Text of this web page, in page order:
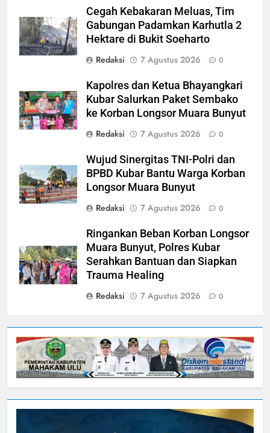
Cegah Kebakaran Meluas, Tim
Gabungan Padamkan Karhutla 2
Hektare di Bukit Soeharto
Redaksi
7 Agustus 2026 0
Kapolres dan Ketua Bhayangkari
Kubar Salurkan Paket Sembako
ke Korban Longsor Muara Bunyut
Redaksi
7 Agustus 2026 0
Wujud Sinergitas TNI-Polri dan
BPBD Kubar Bantu Warga Korban
Longsor Muara Bunyut
Redaksi
7 Agustus 2026 0
Ringankan Beban Korban Longsor
Muara Bunyut, Polres Kubar
Serahkan Bantuan dan Siapkan
Trauma Healing
Redaksi
7 Agustus 2026 0